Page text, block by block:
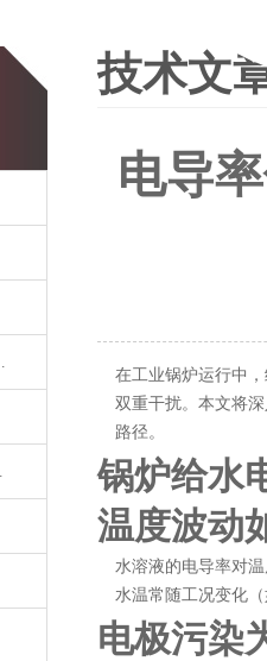
技术文
电导
在工业锅炉运行中
双重干扰。本文将
路径。
锅炉给水
温度波动
水溶液的电导率对
水温常随工况变化
电极污染